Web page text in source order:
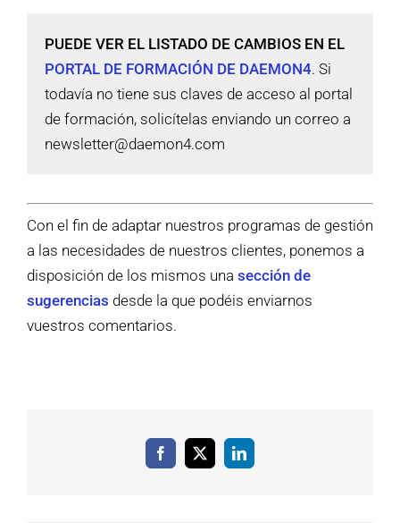
PUEDE VER EL LISTADO DE CAMBIOS EN EL
PORTAL DE FORMACIÓN DE DAEMON4. Si
todavía no tiene sus claves de acceso al portal
de formación, solicítelas enviando un correo a
newsletter@daemon4.com
Con el fin de adaptar nuestros programas de gestión
a las necesidades de nuestros clientes, ponemos a
disposición de los mismos una sección de
sugerencias desde la que podéis enviarnos
vuestros comentarios.
Facebook
X LinkedIn